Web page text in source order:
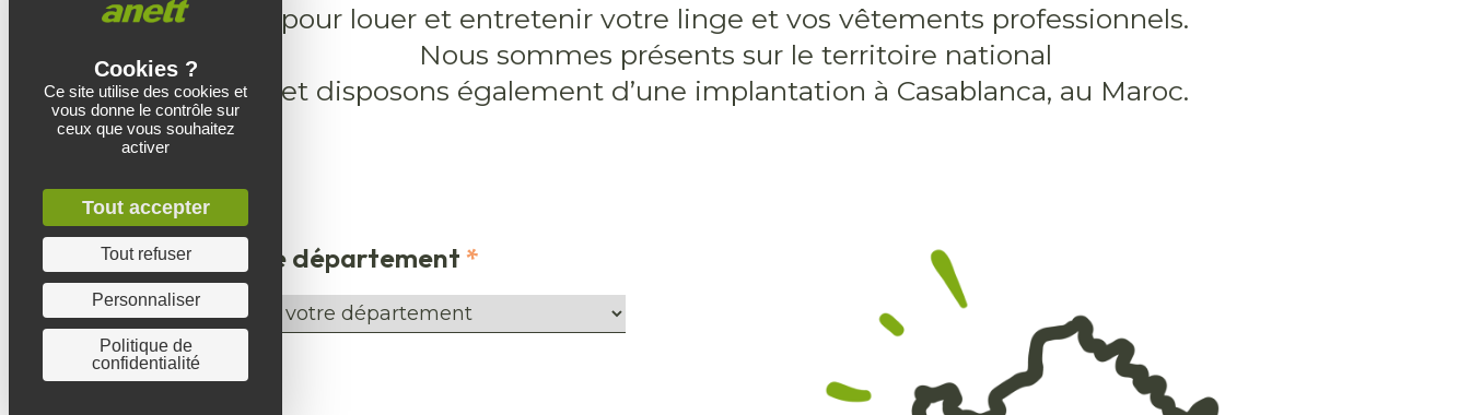
pour louer et entretenir votre linge et vos vêtements professionnels.
Nous sommes présents sur le territoire national
et disposons également d’une implantation à Casablanca, au Maroc.
Choisissez le département*
Votre
département
Ce site utilise des cookies et
vous donne le contrôle sur
ceux que vous souhaitez
activer
Tout accepter
Tout refuser
Personnaliser
Politique de
confidentialité